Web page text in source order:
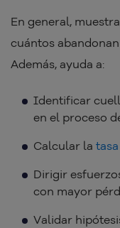
En general,
cuántos
Además, ayuda a:
Identificar
en el proceso
Calcular la
Dirigir
con mayor
Validar